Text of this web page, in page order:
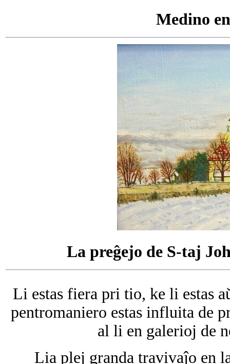
Medino
La preĝejo de S-taj
Li estas fiera pri tio, ke li estas
pentromaniero estas influita de
al li en galerioj de
Lia plej granda travivaĵo en